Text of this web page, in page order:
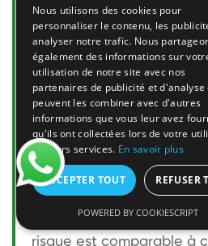
Le frelon européen est-il
l'homme ?
Le frelon européen est
taille mais relativement
son nid. Sa piqûre est
celle d'une guêpe sans
une personne non
bénigne. Pour une
risque est comparable à
Nous utilisons des cookies pour
personnaliser le contenu, les
analyser notre trafic. Nous
également des informations sur
utilisation de notre site avec nos
partenaires de publicité et d'analyse
peuvent les combiner avec d'autres
informations que vous leur avez
qu'ils ont collectées lors de votre
de leurs services. En savoir plus
ACCEPTER TOUT REFUSER
POWERED BY COOKIESCRIPT